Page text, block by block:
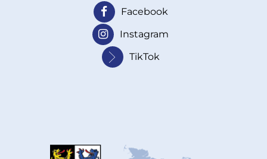
Facebook
Instagram
TikTok